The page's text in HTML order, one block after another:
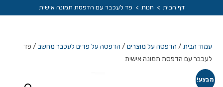
דף הבית > חנות > פד לעכבר עם הדפסת תמונה אישית
עמוד הבית / הדפסה על מוצרים / הדפסה על פדים לעכבר מחשב / פד
לעכבר עם הדפסת תמונה אישית
מבצע!